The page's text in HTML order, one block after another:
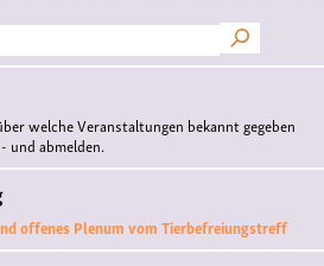
welche Veranstaltungen bekannt gegeben
und abmelden.
offenes Plenum vom Tierbefreiungstreff